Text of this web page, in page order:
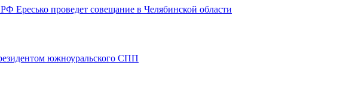
Ересько проведет совещание в Челябинской области
южноуральского СПП